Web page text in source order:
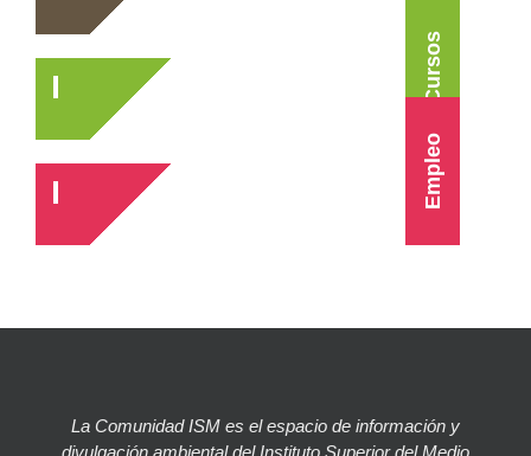
Cursos
Empleo
La Comunidad ISM es el espacio de información y
divulgación ambiental del Instituto Superior del Medio